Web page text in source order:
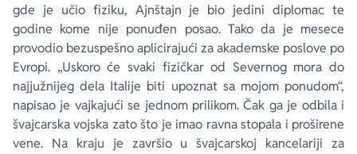
gde je učio fiziku, Ajnštajn je bio jedini diplomac te
godine kome nije ponuđen posao. Tako da je mesece
provodio bezuspešno aplicirajući za akademske poslove po
Evropi. „Uskoro će svaki fizičkar od Severnog mora do
najjužnijeg dela Italije biti upoznat sa mojom ponudom“,
napisao je vajkajući se jednom prilikom. Čak ga je odbila i
švajcarska vojska zato što je imao ravna stopala i proširene
vene. Na kraju je završio u švajcarskoj kancelariji za